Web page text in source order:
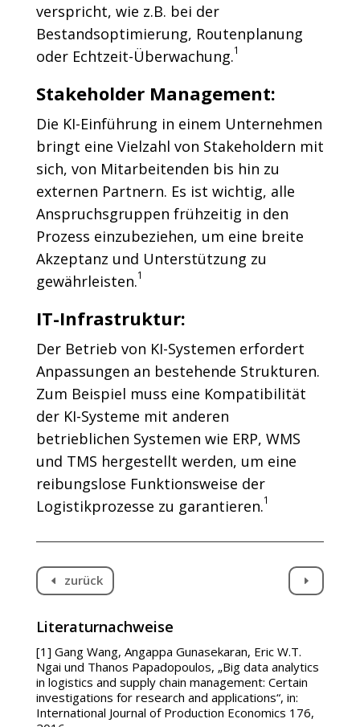
verspricht, wie z.B. bei der
Bestandsoptimierung, Routenplanung
oder Echtzeit-Überwachung.1
Stakeholder Management:
Die KI-Einführung in einem Unternehmen
bringt eine Vielzahl von Stakeholdern mit
sich, von Mitarbeitenden bis hin zu
externen Partnern. Es ist wichtig, alle
Anspruchsgruppen frühzeitig in den
Prozess einzubeziehen, um eine breite
Akzeptanz und Unterstützung zu
gewährleisten.1
IT-Infrastruktur:
Der Betrieb von KI-Systemen erfordert
Anpassungen an bestehende Strukturen.
Zum Beispiel muss eine Kompatibilität
der KI-Systeme mit anderen
betrieblichen Systemen wie ERP, WMS
und TMS hergestellt werden, um eine
reibungslose Funktionsweise der
Logistikprozesse zu garantieren.1
D zurück E
Literaturnachweise
[1] Gang Wang, Angappa Gunasekaran, Eric W.T.
Ngai und Thanos Papadopoulos, „Big data analytics
in logistics and supply chain management: Certain
investigations for research and applications“, in:
International Journal of Production Economics 176,